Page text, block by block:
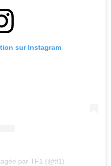
sur Instagram
par TF1 (@tf1)